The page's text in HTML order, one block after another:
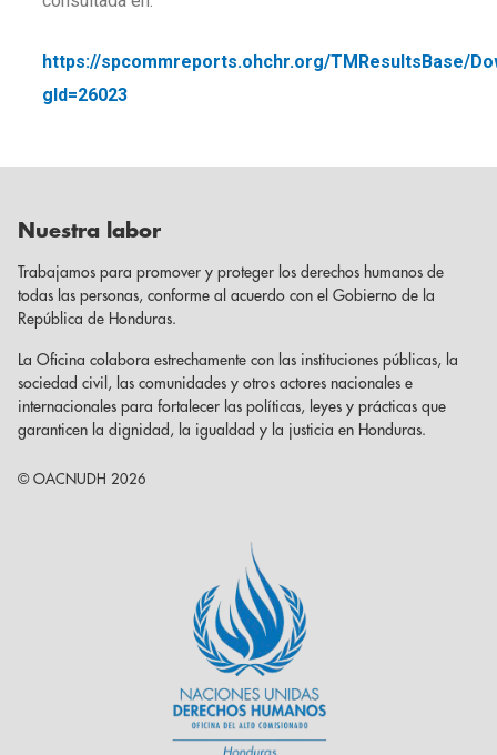
https://spcommreports.ohchr.org/TMResultsBase/
gId=26023
Nuestra labor
Trabajamos para promover y proteger los derechos humanos de
todas las personas, conforme al acuerdo con el Gobierno de la
República de Honduras.
La Oficina colabora estrechamente con las instituciones públicas, la
sociedad civil, las comunidades y otros actores nacionales e
internacionales para fortalecer las políticas, leyes y prácticas que
garanticen la dignidad, la igualdad y la justicia en Honduras.
© OACNUDH 2026